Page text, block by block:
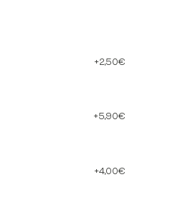
2,50€
5,90€
4,00€